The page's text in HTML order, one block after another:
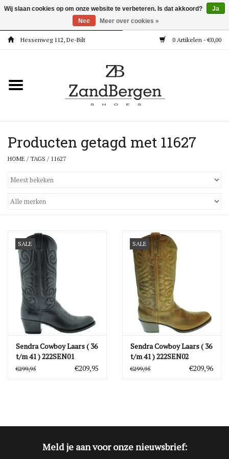
Hessenweg 112, De-Bilt 0 Artikelen - €0,00
Kleding
Meisjes
Jongens
Blog
Merken
Producten getagd met 11627
HOME /TAGS / 11627
SALE
Sendra Cowboy Laars ( 36
t/m 41 ) 222SEN01
€299,95 €209,95
SALE
Sendra Cowboy Laars ( 36
t/m 41 ) 222SEN02
€299,95 €209,96
Meld je aan voor onze nieuwsbrief:
Wij slaan cookies op om onze website te verbeteren. Is dat akkoord?
Ja
Nee
Meer over cookies »